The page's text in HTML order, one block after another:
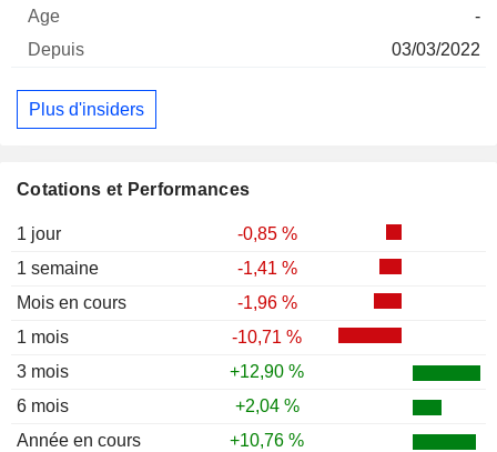
Cotations et Performances
1 jour
-0,85 %
1 semaine
-1,41 %
Mois en cours
-1,96 %
1 mois
-10,71 %
3 mois
+12,90 %
6 mois
+2,04 %
Année en cours
+10,76 %
-
03/03/2022
Plus d'insiders